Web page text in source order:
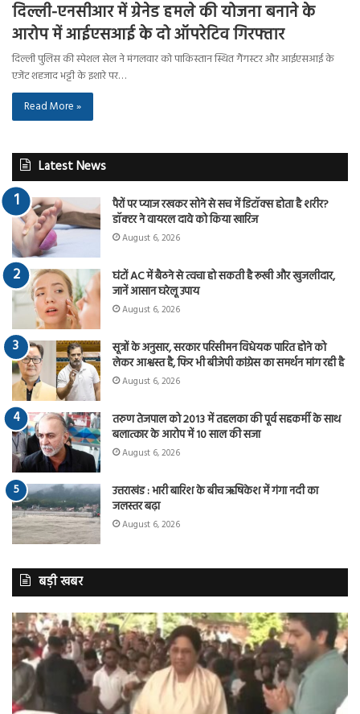
दिल्ली-एनसीआर में ग्रेनेड हमले की योजना बनाने के
आरोप में आईएसआई के दो ऑपरेटिव गिरफ्तार
दिल्ली पुलिस की स्पेशल सेल ने मंगलवार को पाकिस्तान स्थित गैंगस्टर और आईएसआई के
एजेंट शहजाद भट्टी के इशारे पर…
Read More »
Latest News
पैरों पर प्याज रखकर सोने से सच में डिटॉक्स होता है शरीर?
डॉक्टर ने वायरल दावे को किया खारिज
August 6, 2026
घंटों AC में बैठने से त्वचा हो सकती है रूखी और खुजलीदार,
जानें आसान घरेलू उपाय
August 6, 2026
सूत्रों के अनुसार, सरकार परिसीमन विधेयक पारित होने को
लेकर आश्वस्त है, फिर भी बीजेपी कांग्रेस का समर्थन मांग रही है
August 6, 2026
तरुण तेजपाल को 2013 में तहलका की पूर्व सहकर्मी के साथ
बलात्कार के आरोप में 10 साल की सजा
August 6, 2026
उत्तराखंड : भारी बारिश के बीच ऋषिकेश में गंगा नदी का
जलस्तर बढ़ा
August 6, 2026
बड़ी खबर